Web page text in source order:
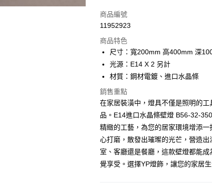
信用卡一次付款
Apple Pay
街口支付
Google Pay
AFTEE先享後付
相關說明
【關於「AFTEE先享後付」】
AFTEE先享後付是「在收到商品之後才付
ATM付款
商品編號
11952923
商品特色
尺寸：寬200mm 高400mm 深
光源：E14 X 2 另計
材質：鋼材電鍍、進口水晶條
銷售重點
在家居裝潢中，燈具不僅是照明的
品。E14進口水晶條壁燈 B56-32-
精緻的工藝，為您的居家環境增添
心打磨，散發出璀璨的光芒，營造
室、客廳還是餐廳，這款壁燈都能
覺享受。選擇YP燈飾，讓您的家居